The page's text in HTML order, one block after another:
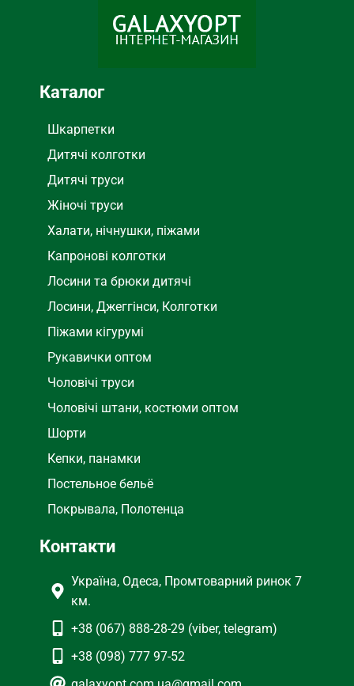
Каталог
Шкарпетки
Дитячі колготки
Дитячі труси
Жіночі труси
Халати, нічнушки, піжами
Капронові колготки
Лосини та брюки дитячі
Лосини, Джеггінси, Колготки
Піжами кігурумі
Рукавички оптом
Чоловічі труси
Чоловічі штани, костюми оптом
Шорти
Кепки, панамки
Постельное бельё
Покрывала, Полотенца
Контакти
Україна, Одеса, Промтоварний ринок 7
км.
+38 (067) 888-28-29 (viber, telegram)
+38 (098) 777 97-52